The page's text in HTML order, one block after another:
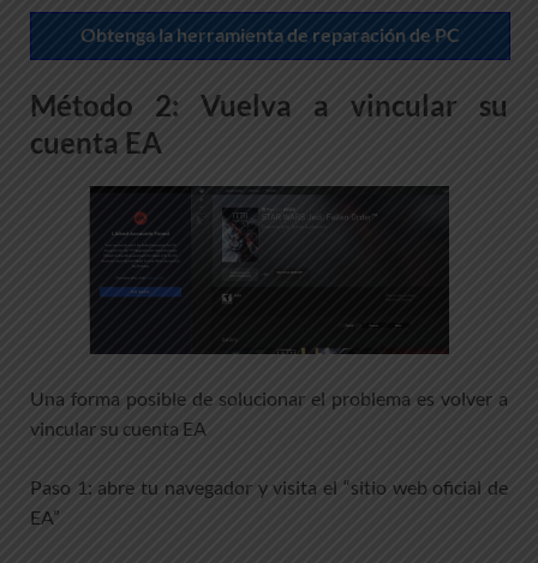
Obtenga la herramienta de reparación de PC
Método 2: Vuelva a vincular su
cuenta EA
Una forma posible de solucionar el problema es volver a
vincular su cuenta EA
Paso 1: abre tu navegador y visita el “sitio web oficial de
EA”